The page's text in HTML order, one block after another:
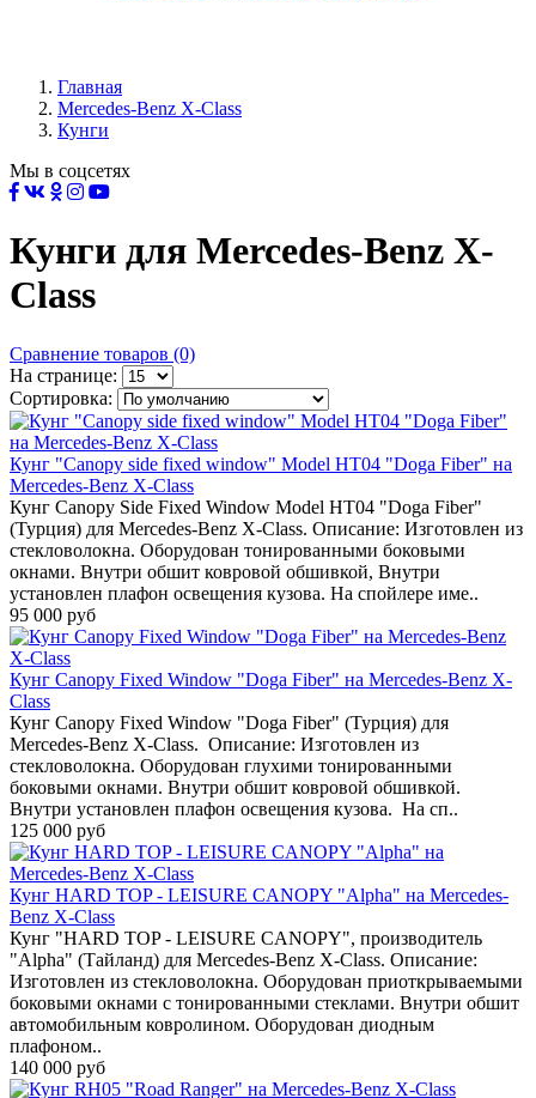
Главная
Mercedes-Benz X-Class
Кунги
Мы в соцсетях
Кунги для Mercedes-Benz X-
Class
Сравнение товаров (0)
На странице:
Сортировка:
Кунг "Canopy side fixed window" Model HT04 "Doga Fiber" на
Mercedes-Benz X-Class
Кунг Canopy Side Fixed Window Model HT04 "Doga Fiber"
(Турция) для Mercedes-Benz X-Class. Описание: Изготовлен из
стекловолокна. Оборудован тонированными боковыми
окнами. Внутри обшит ковровой обшивкой, Внутри
установлен плафон освещения кузова. На спойлере име..
95 000 руб
Кунг Canopy Fixed Window "Doga Fiber" на Mercedes-Benz X-
Class
Кунг Canopy Fixed Window "Doga Fiber" (Турция) для
Mercedes-Benz X-Class. Описание: Изготовлен из
стекловолокна. Оборудован глухими тонированными
боковыми окнами. Внутри обшит ковровой обшивкой.
Внутри установлен плафон освещения кузова. На сп..
125 000 руб
Кунг HARD TOP - LEISURE CANOPY "Alpha" на Mercedes-
Benz X-Class
Кунг "HARD TOP - LEISURE CANOPY", производитель
"Alpha" (Тайланд) для Mercedes-Benz X-Class. Описание:
Изготовлен из стекловолокна. Оборудован приоткрываемыми
боковыми окнами с тонированными стеклами. Внутри обшит
автомобильным ковролином. Оборудован диодным
плафоном..
140 000 руб